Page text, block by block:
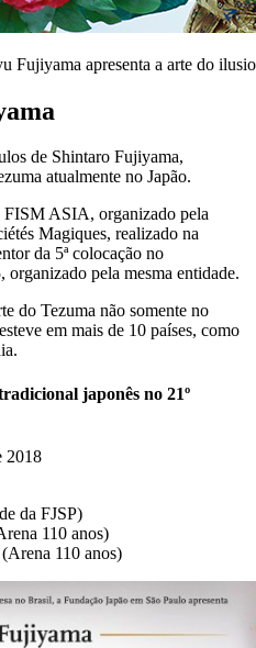
Fujiyama apresenta a arte do
de Shintaro Fujiyama,
atualmente no Japão.
FISM ASIA, organizado pela
Magiques, realizado na
da 5ª colocação no
pela mesma entidade.
do Tezuma não somente no
em mais de 10 países, como
japonês no 21º
2018
da FJSP)
110 anos)
110 anos)